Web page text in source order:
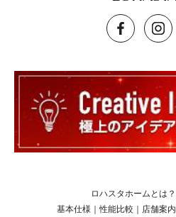
ロハスタホームとは？
基本仕様 ｜性能比較 店舗案内